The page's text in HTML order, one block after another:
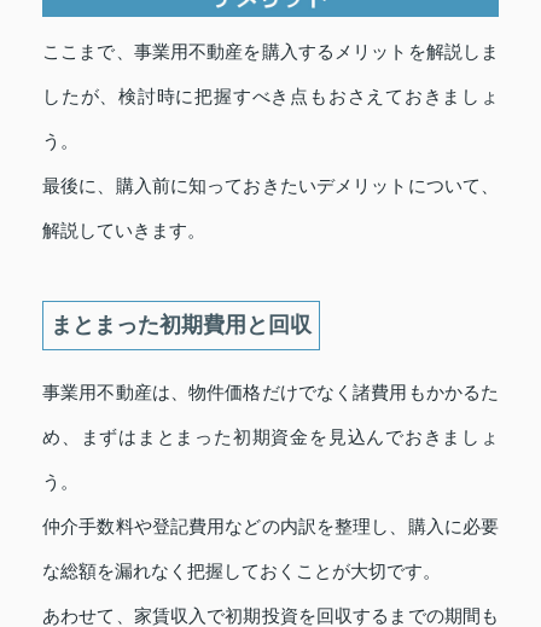
ここまで、事業用不動産を購入するメリットを解説しま
したが、検討時に把握すべき点もおさえておきましょ
う。
最後に、購入前に知っておきたいデメリットについて、
解説していきます。
まとまった初期費用と回収
事業用不動産は、物件価格だけでなく諸費用もかかるた
め、まずはまとまった初期資金を見込んでおきましょ
う。
仲介手数料や登記費用などの内訳を整理し、購入に必要
な総額を漏れなく把握しておくことが大切です。
あわせて、家賃収入で初期投資を回収するまでの期間も